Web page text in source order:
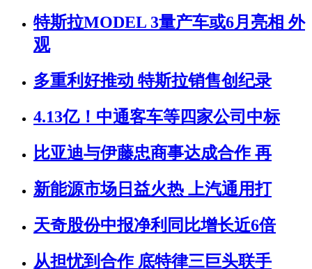
特斯拉MODEL 3量产车或6月亮相 外
观
多重利好推动 特斯拉销售创纪录
4.13亿！中通客车等四家公司中标
比亚迪与伊藤忠商事达成合作 再
新能源市场日益火热 上汽通用打
天奇股份中报净利同比增长近6倍
从担忧到合作 底特律三巨头联手